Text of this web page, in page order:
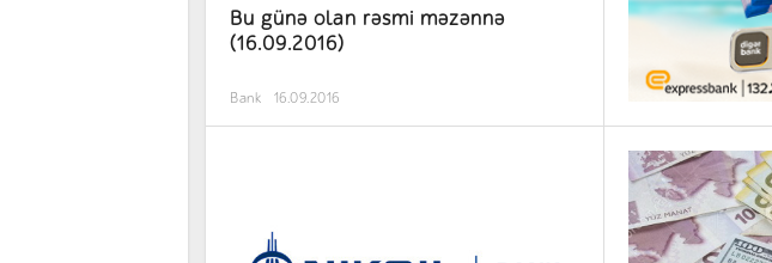
Bu günə olan rəsmi məzənnə
(16.09.2016)
Bank 16.09.2016